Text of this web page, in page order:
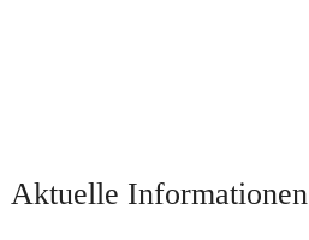
Aktuelle Informationen